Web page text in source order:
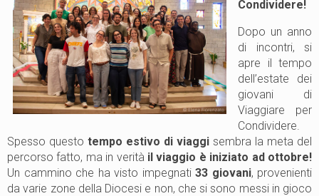
Condividere!
Dopo un anno
di incontri, si
apre il tempo
dell’estate dei
giovani di
Viaggiare per
Condividere.
Spesso questo tempo estivo di viaggi sembra la meta del
percorso fatto, ma in verità il viaggio è iniziato ad ottobre!
Un cammino che ha visto impegnati 33 giovani, provenienti
da varie zone della Diocesi e non, che si sono messi in gioco